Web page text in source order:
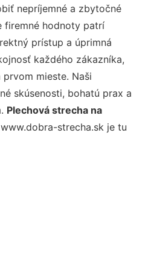
nepríjemné a zbytočné
firemné hodnoty patrí
prístup a úprimná
každého zákazníka,
mieste. Naši
skúsenosti, bohatú prax a
Plechová strecha na
strecha.sk je tu